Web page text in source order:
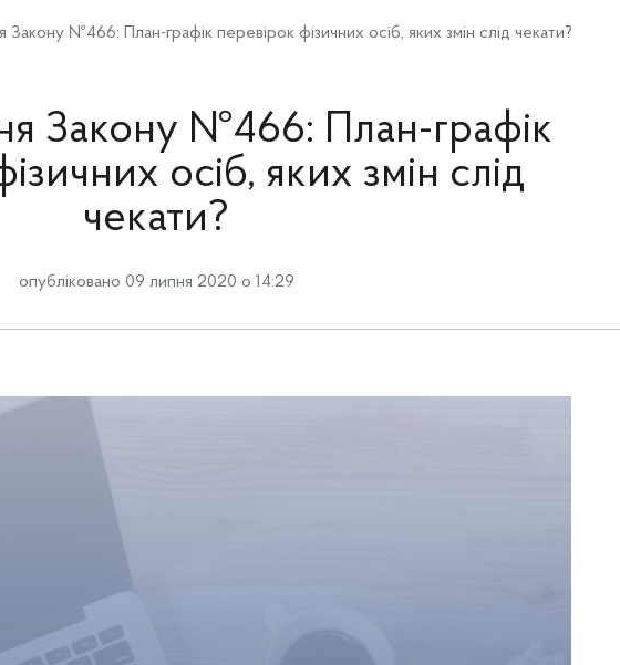
Закону №466: План-графік перевірок фізичних осіб, яких змін слід чекати?
Закону №466: План-графік
осіб, яких змін слід
чекати?
опубліковано 09 липня 2020 о 14:29